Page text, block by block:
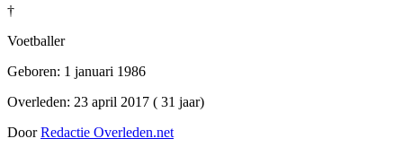
†
Voetballer
Geboren: 1 januari 1986
Overleden: 23 april 2017 ( 31 jaar)
Door Redactie Overleden.net